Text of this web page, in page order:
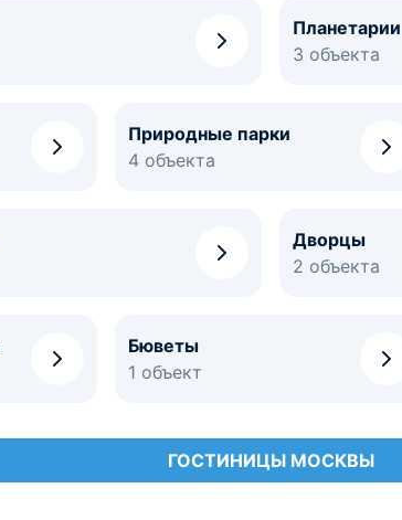
Планетарии
3 объекта
Природные парки
4 объекта
Дворцы
2 объекта
Бюветы
1 объект
ГОСТИНИЦЫ МОСКВЫ